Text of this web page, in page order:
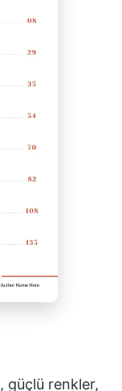
, güçlü renkler,